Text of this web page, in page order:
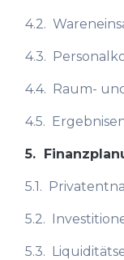
4.2.
4.3.
4.4. Raum-
4.5.
5.
5.1.
5.2.
5.3.